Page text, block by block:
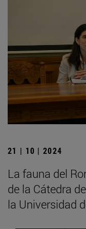
21 | 10 | 2024
La fauna del
de la Cátedra
la Universidad